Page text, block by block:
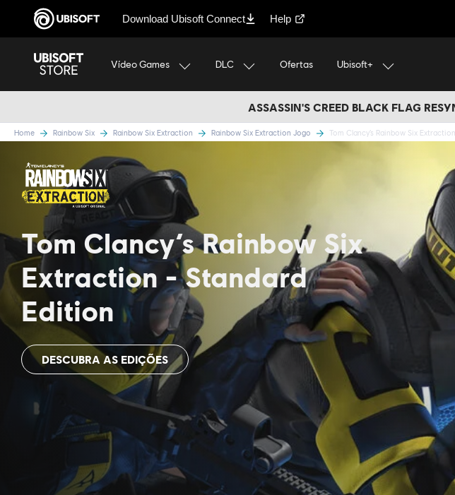
Download Ubisoft Connect Help
Vídeo Games DLC Ofertas Ubisoft+
ASSASSIN'S CREED BLACK FLAG
Home Rainbow Six Rainbow Six Extraction Rainbow Six Extraction Jogo Tom Clancy’s Rainbow Six
Tom Clancy’s Rainbow Six
Extraction
Standard
Edition
DESCUBRA AS EDIÇÕES